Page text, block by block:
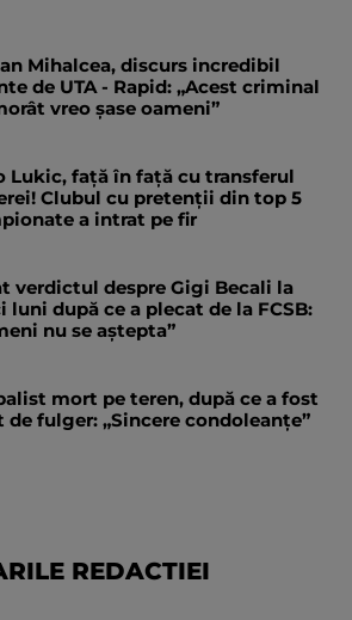
Mihalcea, discurs incredibil
de UTA - Rapid: „Acest criminal
vreo șase oameni”
Lukic, față în față cu transferul
Clubul cu pretenții din top 5
a intrat pe fir
verdictul despre Gigi Becali la
luni după ce a plecat de la FCSB:
nu se aștepta”
mort pe teren, după ce a fost
de fulger: „Sincere condoleanțe”
REDACTIEI